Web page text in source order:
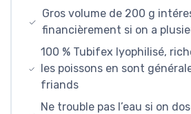
Gros volume de 200 g
financièrement si on a
100 % Tubifex lyophilisé,
les poissons en sont
friands
Ne trouble pas l’eau si on